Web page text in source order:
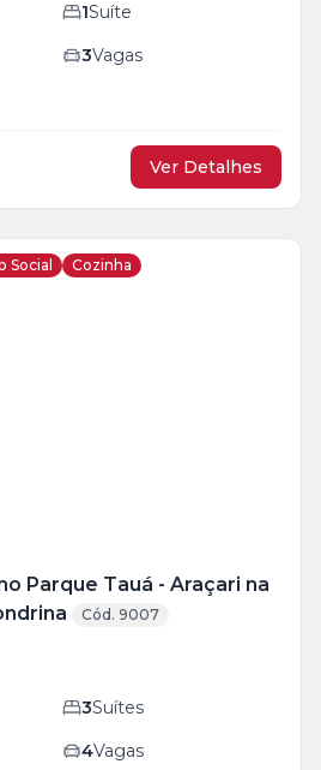
1Suíte
3Vagas
Ver Detalhes
Social Cozinha
Parque Tauá - Araçari na
Cód. 9007
3Suítes
4Vagas